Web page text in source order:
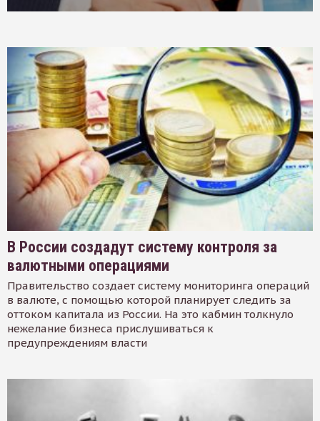
В России создадут систему контроля за
валютными операциями
Правительство создает систему мониторинга операций
в валюте, с помощью которой планирует следить за
оттоком капитала из России. На это кабмин толкнуло
нежелание бизнеса прислушиваться к
предупреждениям власти